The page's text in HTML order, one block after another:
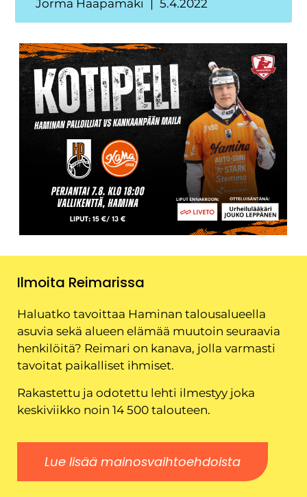
Jorma Haapamäki 5.4.2022
Ilmoita Reimarissa
Haluatko tavoittaa Haminan talousalueella
asuvia sekä alueen elämää muutoin seuraavia
henkilöitä? Reimari on kanava, jolla varmasti
tavoitat paikalliset ihmiset.
Rakastettu ja odotettu lehti ilmestyy joka
keskiviikko noin 14 500 talouteen.
Lue lisää mainosvaihtoehdoista